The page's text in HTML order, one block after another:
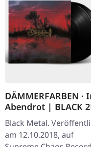
DÄMMERFARBEN ·
Abendrot | BLACK
Black Metal.
am 12.10.2018, auf